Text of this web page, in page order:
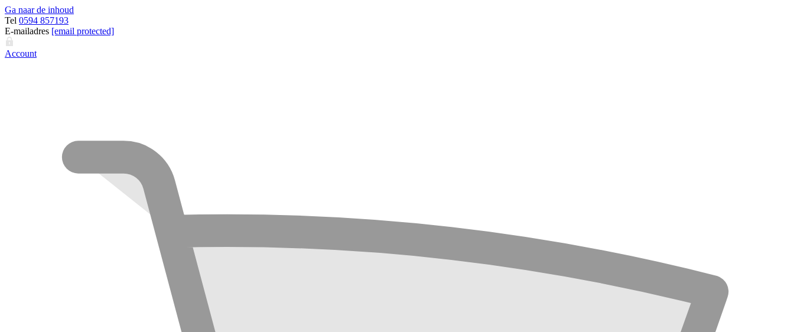
Ga naar de inhoud
Tel 0594 857193
E-mailadres [email protected]
Account